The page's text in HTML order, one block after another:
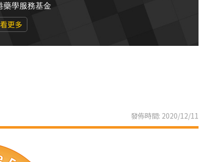
藥學服務基金
更多
發佈時間: 2020/12/11